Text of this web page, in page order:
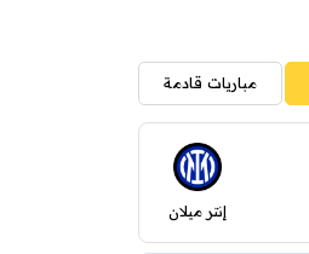
مباريات قادمة
إنتر ميلان